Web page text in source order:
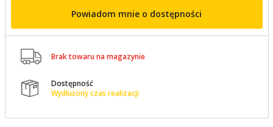
Powiadom mnie o dostępności
 Brak towaru na magazynie

Dostępność
Wydłużony czas realizacji